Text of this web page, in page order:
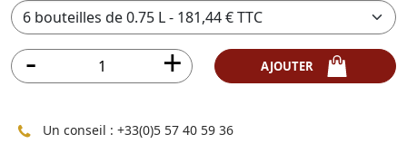
Un conseil : +33(0)5 57 40 59 36